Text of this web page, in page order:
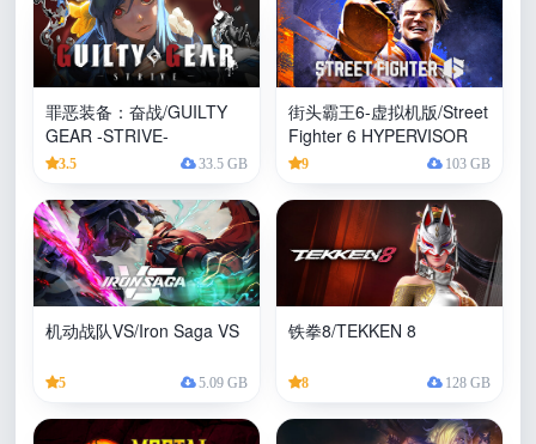
罪恶装备：奋战/GUILTY
GEAR -STRIVE-
3.5 33.5 GB
街头霸王6-虚拟机版/Street
Fighter 6 HYPERVISOR
9 103 GB
机动战队VS/Iron Saga VS
5 5.09 GB
铁拳8/TEKKEN 8
8 128 GB